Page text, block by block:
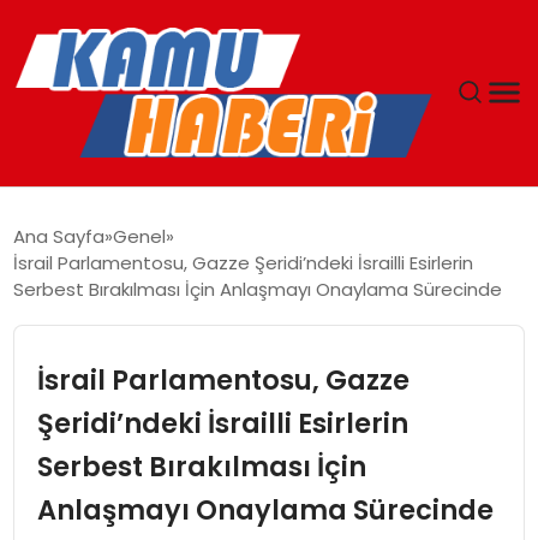
YAŞAM
EKONOMI
Ana Sayfa Genel
İsrail Parlamentosu, Gazze Şeridi’ndeki İsrailli Esirlerin
Serbest Bırakılması İçin Anlaşmayı Onaylama Sürecinde
İsrail Parlamentosu, Gazze
Şeridi’ndeki İsrailli Esirlerin
Serbest Bırakılması İçin
Anlaşmayı Onaylama Sürecinde